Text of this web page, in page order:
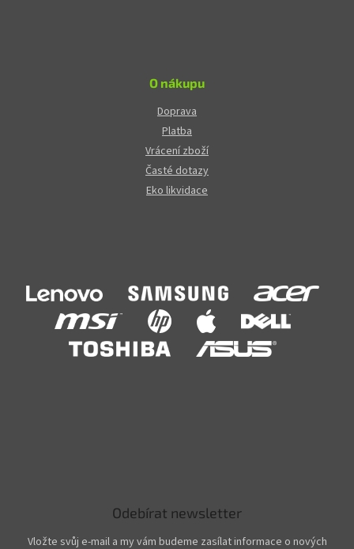
O nákupu
Doprava
Platba
Vrácení zboží
Časté dotazy
Eko likvidace
Odebírat newsletter
Vložte svůj e-mail a my vám budeme zasílat informace o nových